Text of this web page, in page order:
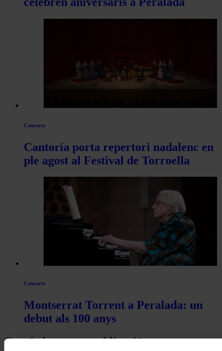
Concerts
Cantoría porta repertori nadalenc en
ple agost al Festival de Torroella
Concerts
Montserrat Torrent a Peralada: un
debut als 100 anys
Coneix la nostra publicació